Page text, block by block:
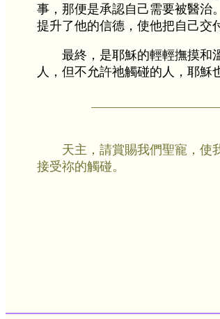
事，那便是承認自己需要被醫治
提升了他的信德，使他把自己交
最終，是耶穌的輕輕撫摸和
人，但不允許祂觸碰的人，耶穌
天主，請賞賜我們聖寵，使
接受祢的觸碰。